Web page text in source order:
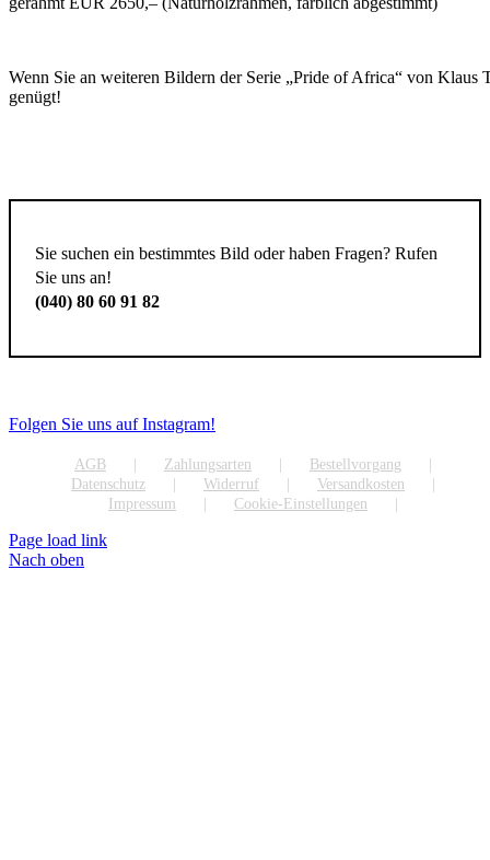
Wenn Sie an weiteren Bildern der Serie „Pride of Africa“ von Klaus
genügt!
Sie suchen ein bestimmtes Bild oder haben Fragen? Rufen
Sie uns an!
(040) 80 60 91 82
Folgen Sie uns auf Instagram!
AGB Zahlungsarten
Bestellvorgang
Datenschutz
Widerruf
Versandkosten
Impressum
Cookie-Einstellungen
Page load link
Nach oben